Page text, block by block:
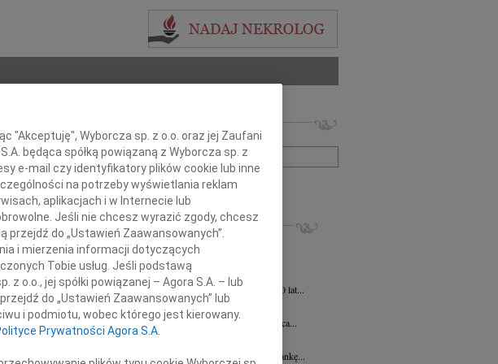
Imię i nazwisko lub numer ogłoszenia:
+ szukanie zaawansowane
INNE NEKROLOGI
Andrzej Szostek27.07.2026 Lublin
W dniu 21 lipca 2026 r. zmarł Śp. ks. prof....
Andrzej Szostek 27.07.2026
W dniu 21 lipca 2026 roku zmarł w wieku 80 lat...
Anna Elżbieta Wstawska
W dniu 24 czerwca 2026 roku mija 1. rocznica...
Joanna Magdalena Milart
Z głębokim smutkiem żegnamy naszą Koleżankę...
"Akceptuję", Wyborcza sp. z o.o. oraz jej Zaufani
będąca spółką powiązaną z Wyborcza sp. z
e-mail czy identyfikatory plików cookie lub inne
na potrzeby wyświetlania reklam
aplikacjach i w Internecie lub
Jeśli nie chcesz wyrazić zgody, chcesz
do „Ustawień Zaawansowanych”.
i mierzenia informacji dotyczących
Tobie usług. Jeśli podstawą
o.o., jej spółki powiązanej – Agora S.A. – lub
do „Ustawień Zaawansowanych” lub
i podmiotu, wobec którego jest kierowany.
Prywatności Agora S.A.